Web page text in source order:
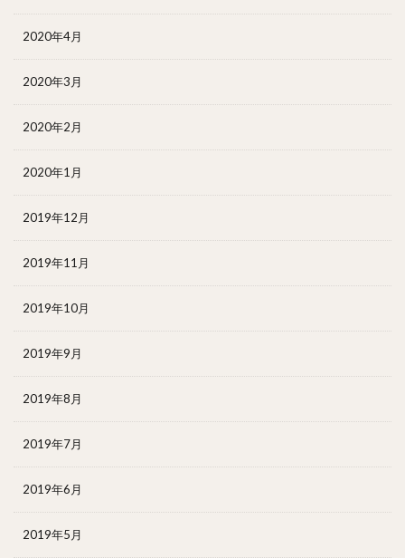
2020年4月
2020年3月
2020年2月
2020年1月
2019年12月
2019年11月
2019年10月
2019年9月
2019年8月
2019年7月
2019年6月
2019年5月